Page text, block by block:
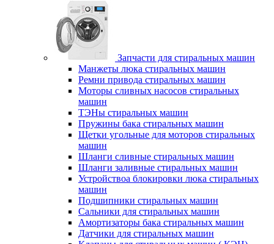
Запчасти для стиральных машин
Манжеты люка стиральных машин
Ремни привода стиральных машин
Моторы сливных насосов стиральных
машин
ТЭНы стиральных машин
Пружины бака стиральных машин
Щетки угольные для моторов стиральных
машин
Шланги сливные стиральных машин
Шланги заливные стиральных машин
Устройствоа блокировки люка стиральных
машин
Подшипники стиральных машин
Сальники для стиральных машин
Амортизаторы бака стиральных машин
Датчики для стиральных машин